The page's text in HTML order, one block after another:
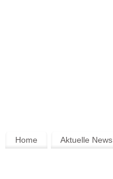
Home Aktuelle News